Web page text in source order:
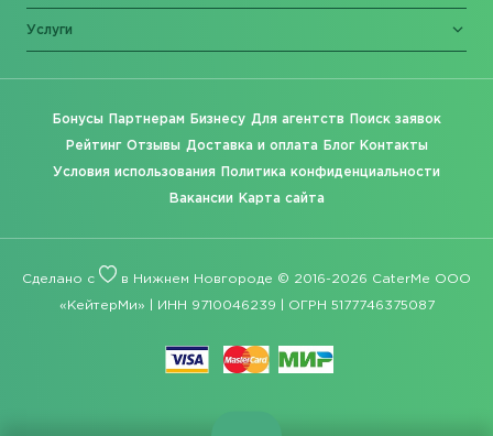
Услуги
Бонусы Партнерам Бизнесу Для агентств Поиск заявок
Рейтинг Отзывы Доставка и оплата Блог Контакты
Условия использования Политика конфиденциальности
Вакансии Карта сайта
Сделано с в Нижнем Новгороде © 2016-2026 CaterMe ООО
«КейтерМи» | ИНН 9710046239 | ОГРН 5177746375087